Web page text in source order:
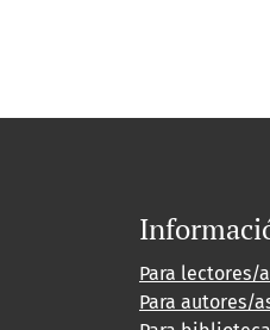
Para lectores/
Para autores/